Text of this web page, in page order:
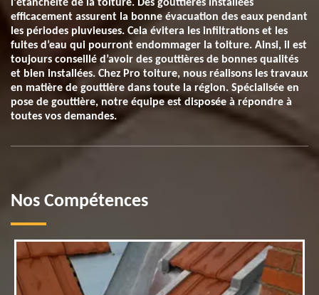
l'étanchéité de la toiture. Des gouttières installées
efficacement assurent la bonne évacuation des eaux pendant
les périodes pluvieuses. Cela évitera les infiltrations et les
fuites d’eau qui pourront endommager la toiture. Ainsi, il est
toujours conseillé d’avoir des gouttières de bonnes qualités
et bien installées. Chez Pro toiture, nous réalisons les travaux
en matière de gouttière dans toute la région. Spécialisée en
pose de gouttière, notre équipe est disposée à répondre à
toutes vos demandes.
Nos Compétences